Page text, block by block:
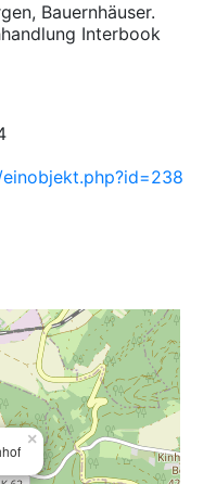
Bauernhäuser.
Interbook
×